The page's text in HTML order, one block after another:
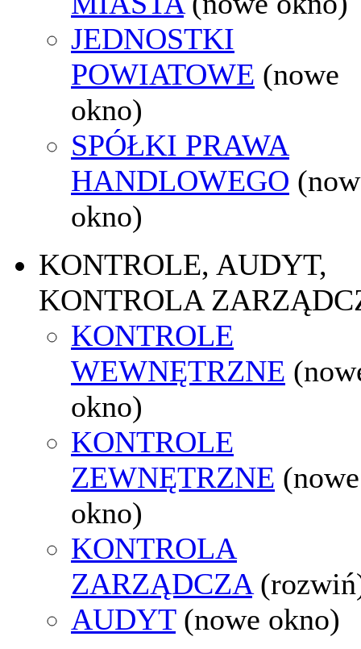
JEDNOSTKI
POWIATOWE (nowe
okno)
SPÓŁKI PRAWA
HANDLOWEGO
okno)
KONTROLE, AUDYT,
KONTROLA
KONTROLE
WEWNĘTRZNE
okno)
KONTROLE
ZEWNĘTRZNE (nowe
okno)
KONTROLA
ZARZĄDCZA
AUDYT (nowe okno)